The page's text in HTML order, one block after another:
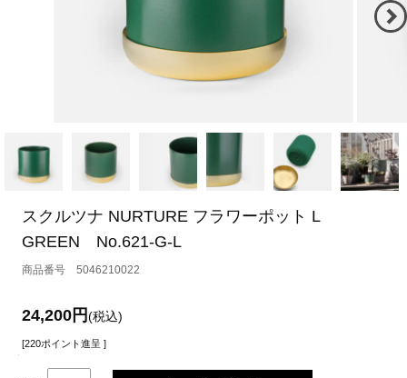
スクルツナ NURTURE フラワーポット L
GREEN No.621-G-L
5046210022
24,200円(税込)
[220ポイント進呈 ]